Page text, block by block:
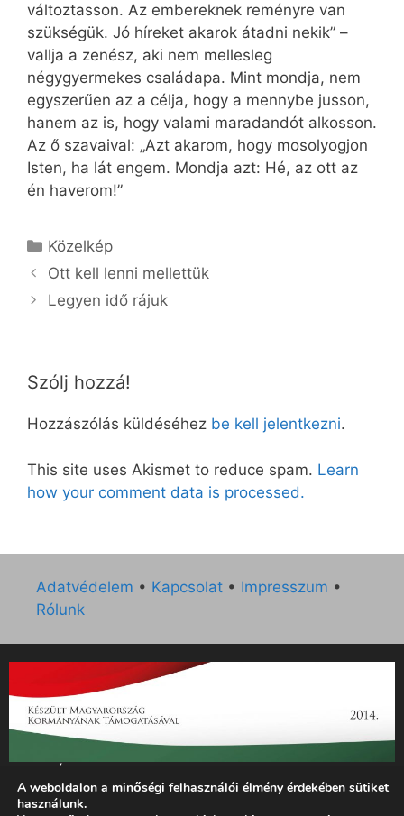
változtasson. Az embereknek reményre van
szükségük. Jó híreket akarok átadni nekik” –
vallja a zenész, aki nem mellesleg
négygyermekes családapa. Mint mondja, nem
egyszerűen az a célja, hogy a mennybe jusson,
hanem az is, hogy valami maradandót alkosson.
Az ő szavaival: „Azt akarom, hogy mosolyogjon
Isten, ha lát engem. Mondja azt: Hé, az ott az
én haverom!”
Kategória
Közelkép
Ott kell lenni mellettük
Legyen idő rájuk
Szólj hozzá!
Hozzászólás küldéséhez be kell jelentkezni.
This site uses Akismet to reduce spam. Learn
how your comment data is processed.
Adatvédelem • Kapcsolat • Impresszum •
Rólunk
„Az Új Ember katolikus hetilap 2014. évi működésének
támogatását az EGYH-KCP-14-P-0121 sz. támogatási
szerződés keretében 3 000 000 Ft összegben támogatta az
A weboldalon a minőségi felhasználói élmény érdekében sütiket
használunk.